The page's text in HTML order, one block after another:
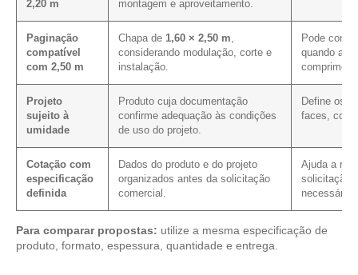
2,20 m
montagem e aproveitamento.
Paginação
compatível
com 2,50 m
Chapa de 1,60 × 2,50 m
considerando modulação, corte e
instalação.
Pode
quando a
Projeto
sujeito à
umidade
Produto cuja documentação
confirme adequação às condições
de uso do projeto.
Define os
faces,
Cotação com
especificação
definida
Dados do produto e do projeto
organizados antes da solicitação
comercial.
Ajuda a
solicitação,
necessário.
Para comparar propostas: utilize a mesma especificação de
produto, formato, espessura, quantidade e entrega.